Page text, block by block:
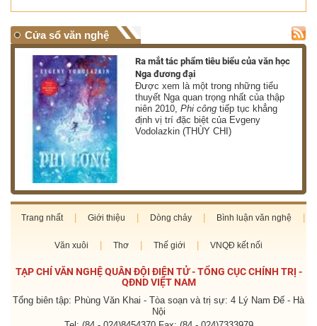
Cửa sổ văn nghệ
Ra mắt tác phẩm tiêu biểu của văn học
Nga đương đại
Được xem là một trong những tiểu
thuyết Nga quan trọng nhất của thập
niên 2010,Phi công tiếp tục khẳng
định vị trí đặc biệt của Evgeny
Vodolazkin (THÙY CHI)
Trang nhất Giới thiệu Dòng chảy Bình luận văn nghệ
Văn xuôi Thơ Thế giới VNQĐ kết nối
TẠP CHÍ VĂN NGHỆ QUÂN ĐỘI ĐIỆN TỬ - TỔNG CỤC CHÍNH TRỊ -
QĐND VIỆT NAM
Tổng biên tập: Phùng Văn Khai - Tòa soạn và trị sự: 4 Lý Nam Đế - Hà
Nội